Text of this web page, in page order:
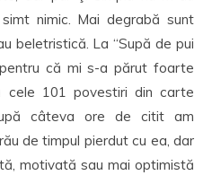
nimic. Mai degrabă sunt
beletristică. La “Supă de pui
că mi s-a părut foarte
101 povestiri din carte
câteva ore de citit am
de timpul pierdut cu ea, dar
motivată sau mai optimistă